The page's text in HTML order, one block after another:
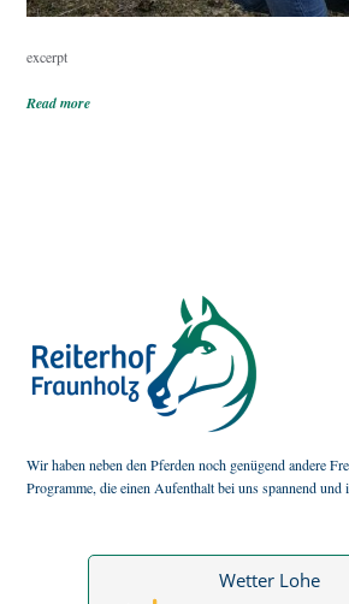
excerpt
Read more
Wir haben neben den Pferden noch genügend andere
Programme, die einen Aufenthalt bei uns spannend und
Wetter Lohe